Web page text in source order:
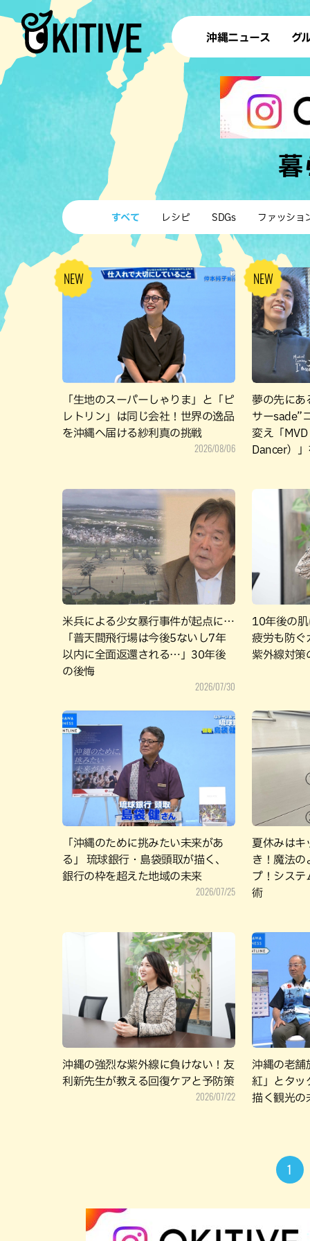
沖縄ニュース グ
ラ
テイ
すし
沖
ステー
その他
ブッフェ
ハン
暮
すべて レシピ SDGs ファッショ
「生地のスーパーしゃりま」と「ピ
レトリン」は同じ会社！世界の逸品
を沖縄へ届ける紗利真の挑戦
2026/08/06
夢の先にあ
サーsade”
変え「
Dancer）
米兵による少女暴行事件が起点に…
「普天間飛行場は今後5ないし7年
以内に全面返還される…」30年後
の後悔
2026/07/30
10年後の
疲労も防ぐ
紫外線対策
「沖縄のために挑みたい未来があ
る」 琉球銀行・島袋頭取が描く、
銀行の枠を超えた地域の未来
2026/07/25
夏休みはキ
き！魔法の
プ！システ
術
沖縄の強烈な紫外線に負けない！友
利新先生が教える回復ケアと予防策
2026/07/22
沖縄の老舗
紅」とタッ
描く観光の
1